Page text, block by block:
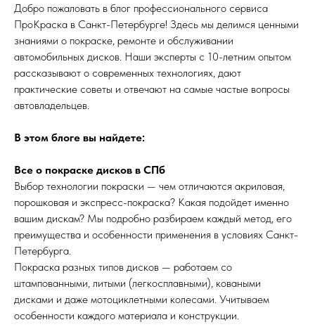
Добро пожаловать в блог профессионального сервиса
ПроКраска в Санкт-Петербурге! Здесь мы делимся ценными
знаниями о покраске, ремонте и обслуживании
автомобильных дисков. Наши эксперты с 10-летним опытом
рассказывают о современных технологиях, дают
практические советы и отвечают на самые частые вопросы
автовладельцев.
В этом блоге вы найдете:
Все о покраске дисков в СПб
Выбор технологии покраски — чем отличаются акриловая,
порошковая и экспресс-покраска? Какая подойдет именно
вашим дискам? Мы подробно разбираем каждый метод, его
преимущества и особенности применения в условиях Санкт-
Петербурга.
Покраска разных типов дисков — работаем со
штампованными, литыми (легкосплавными), коваными
дисками и даже мотоциклетными колесами. Учитываем
особенности каждого материала и конструкции.